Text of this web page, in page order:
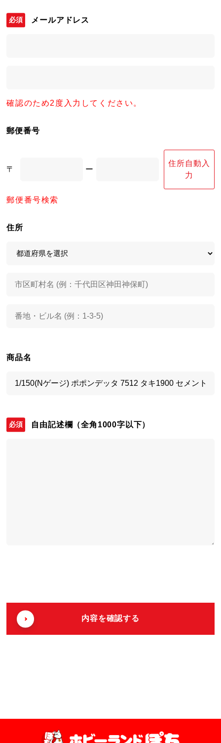
メールアドレス
確認のため2度入力してください。
郵便番号
〒 ー
住所自動入
力
郵便番号検索
住所
商品名
自由記述欄 （全角1000字以下）